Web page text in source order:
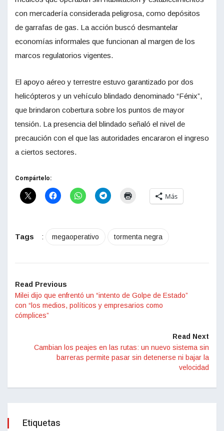
con mercadería considerada peligrosa, como depósitos
de garrafas de gas. La acción buscó desmantelar
economías informales que funcionan al margen de los
marcos regulatorios vigentes.
El apoyo aéreo y terrestre estuvo garantizado por dos
helicópteros y un vehículo blindado denominado “Fénix”,
que brindaron cobertura sobre los puntos de mayor
tensión. La presencia del blindado señaló el nivel de
precaución con el que las autoridades encararon el ingreso
a ciertos sectores.
Compártelo:
Más
Tags : megaoperativo tormenta negra
Read Previous
Milei dijo que enfrentó un “intento de Golpe de Estado”
con “los medios, políticos y empresarios como
cómplices”
Read Next
Cambian los peajes en las rutas: un nuevo sistema sin
barreras permite pasar sin detenerse ni bajar la
velocidad
Etiquetas